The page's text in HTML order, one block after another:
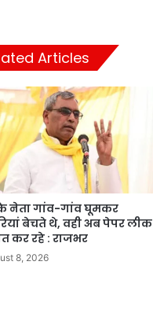
Articles
नेता गांव-गांव घूमकर
बेचते थे, वही अब पेपर लीक
कर रहे : राजभर
8, 2026